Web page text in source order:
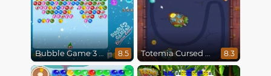
Bubble Game 3 Christmas 8.5 Totemia Cursed Marbles 8.3